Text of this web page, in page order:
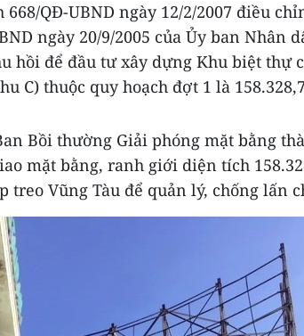
668/QĐ-UBND ngày 12/2/2007 điều
ngày 20/9/2005 của Ủy ban Nhân
hồi để đầu tư xây dựng Khu biệt thự
C) thuộc quy hoạch đợt 1 là
Bồi thường Giải phóng mặt bằng
mặt bằng, ranh giới diện tích
treo Vũng Tàu để quản lý, chống lấn